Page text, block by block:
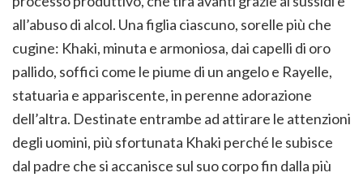
all’abuso di alcol. Una figlia ciascuno, sorelle più che
cugine: Khaki, minuta e armoniosa, dai capelli di oro
pallido, soffici come le piume di un angelo e Rayelle,
statuaria e appariscente, in perenne adorazione
dell’altra. Destinate entrambe ad attirare le attenzioni
degli uomini, più sfortunata Khaki perché le subisce
dal padre che si accanisce sul suo corpo fin dalla più